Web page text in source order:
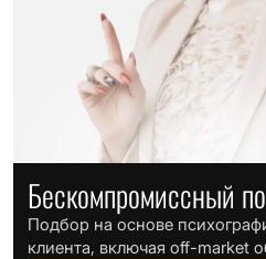
Бескомпромиссный
Подбор на основе
клиента, включая off-market